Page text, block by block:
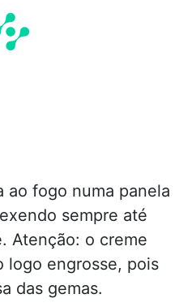
ao fogo numa panela
sempre até
Atenção: o creme
logo engrosse, pois
das gemas.